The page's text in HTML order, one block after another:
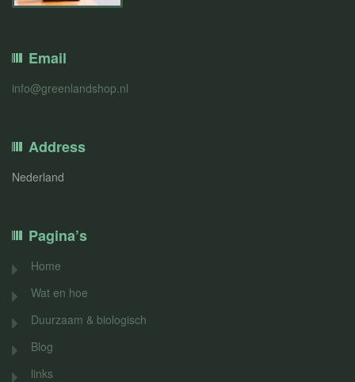
Email
info@greenlandshop.nl
Address
Nederland
Pagina’s
Home
Wat en hoe
Duurzaam & biologisch
Blog
links